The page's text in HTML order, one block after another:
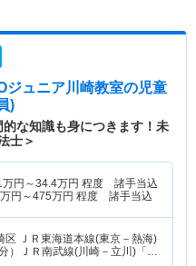
ジュニア川崎教室の児童
)
的な知識も身につきます！未
士＞
万円～34.4万円 程度 諸手当込
万円～475万円 程度 諸手当込
区 ＪＲ東海道本線(東京－熱海)
）ＪＲ南武線(川崎－立川)「川